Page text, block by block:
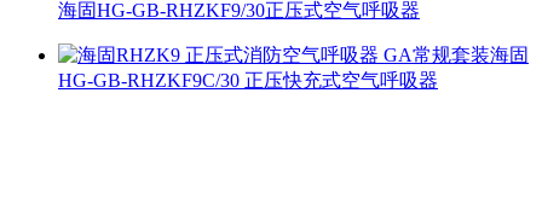
海固HG-GB-RHZKF9/30正压式空气呼吸器
海固
HG-GB-RHZKF9C/30 正压快充式空气呼吸器